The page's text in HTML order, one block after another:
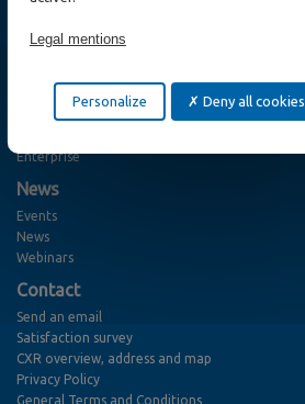
Transport & Smart City
Defense and Emergency Services
Enterprise
News
Events
News
Webinars
Contact
Send an email
Satisfaction survey
CXR overview, address and map
Privacy Policy
General Terms and Conditions
Legal mentions
Deny all cookies
Personalize